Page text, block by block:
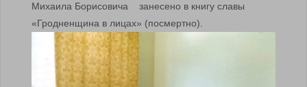
Михаила Борисовича занесено в книгу славы
«Гродненщина в лицах» (посмертно).